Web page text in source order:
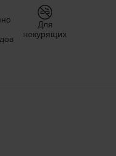
Для
некурящих